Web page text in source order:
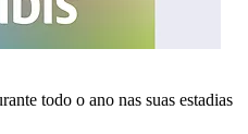
todo o ano nas suas estadias